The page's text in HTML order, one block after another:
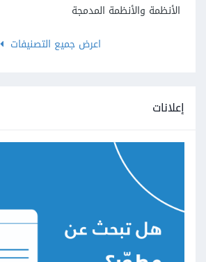
الأنظمة والأنظمة المدمجة
اعرض جميع التصنيفات
إعلانات